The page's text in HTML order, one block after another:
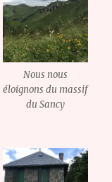
Nous nous
éloignons du massif
du Sancy